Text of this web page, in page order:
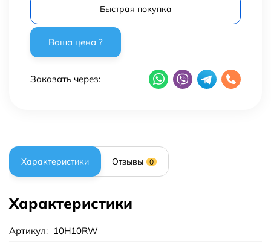
Быстрая покупка
Заказать через:
Характеристики Отзывы 0
Характеристики
Артикул: 10H10RW